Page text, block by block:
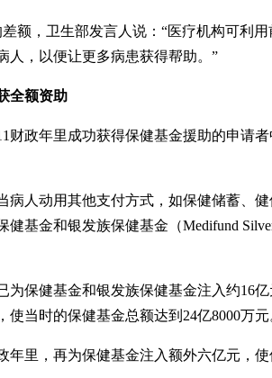
，卫生部发言人说：“医疗机构可利用
人，以便让更多病患获得帮助。”
全额资助
政年里成功获得保健基金援助的申请者
人动用其他支付方式，如保健储蓄、健
健基金和银发族保健基金（Medifund
健基金和银发族保健基金注入约16亿
当时的保健基金总额达到24亿8000万元
里，再为保健基金注入额外六亿元，使